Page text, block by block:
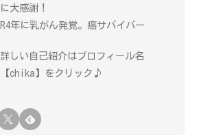
に大感謝！
R4年に乳がん発覚。癌サバイバー
詳しい自己紹介はプロフィール名
【chika】をクリック♪